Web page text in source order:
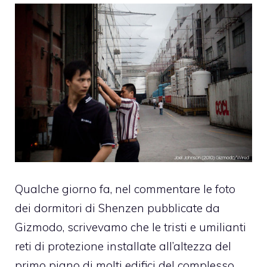
Qualche giorno fa, nel commentare le foto
dei dormitori di Shenzen pubblicate da
Gizmodo, scrivevamo che le tristi e umilianti
reti di protezione installate all’altezza del